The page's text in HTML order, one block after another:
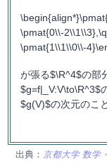
\pmat{0\\-
\pmat{1\\1\\0\\-
が張る$\R^4$の部
$g=f|_V:V\to\R^3$
$g(V)$の次元のこ
出典： 京都大学 数学